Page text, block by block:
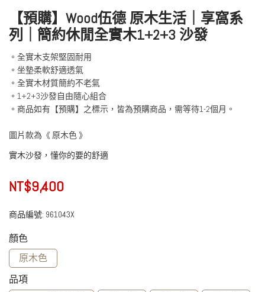
【預購】Wood伍德 原木生活｜享窩系
列｜簡約休閒全實木1+2+3 沙發
。全實木支架堅固耐用
。坐墊柔軟舒適透氣
。全實木材質簡約不老氣
。1+2+3沙發自由隨心組合
。商品如有【預購】之標示，皆為預購商品，需等待1-2個月。
圖片款為《 原木色 》
實木沙發，懂你的要的舒適
NT$9,400
商品編號: 961043X
顏色
原木色
品項